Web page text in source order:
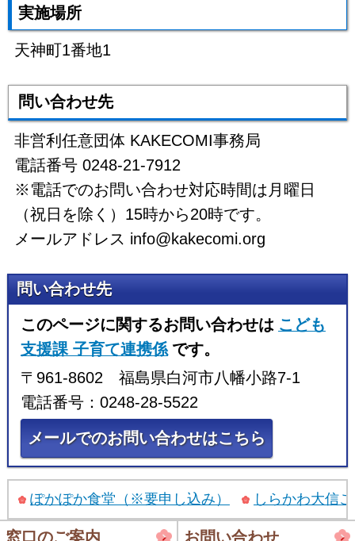
実施場所
天神町1番地1
問い合わせ先
非営利任意団体 KAKECOMI事務局
電話番号 0248-21-7912
※電話でのお問い合わせ対応時間は月曜日
（祝日を除く）15時から20時です。
メールアドレス info@kakecomi.org
問い合わせ先
このページに関するお問い合わせは こども
支援課 子育て連携係 です。
〒961-8602 福島県白河市八幡小路7-1
電話番号：0248-28-5522
メールでのお問い合わせはこちら
ぽかぽか食堂（※要申し込み） しらかわ大信
窓口のご案内 お問い合わせ